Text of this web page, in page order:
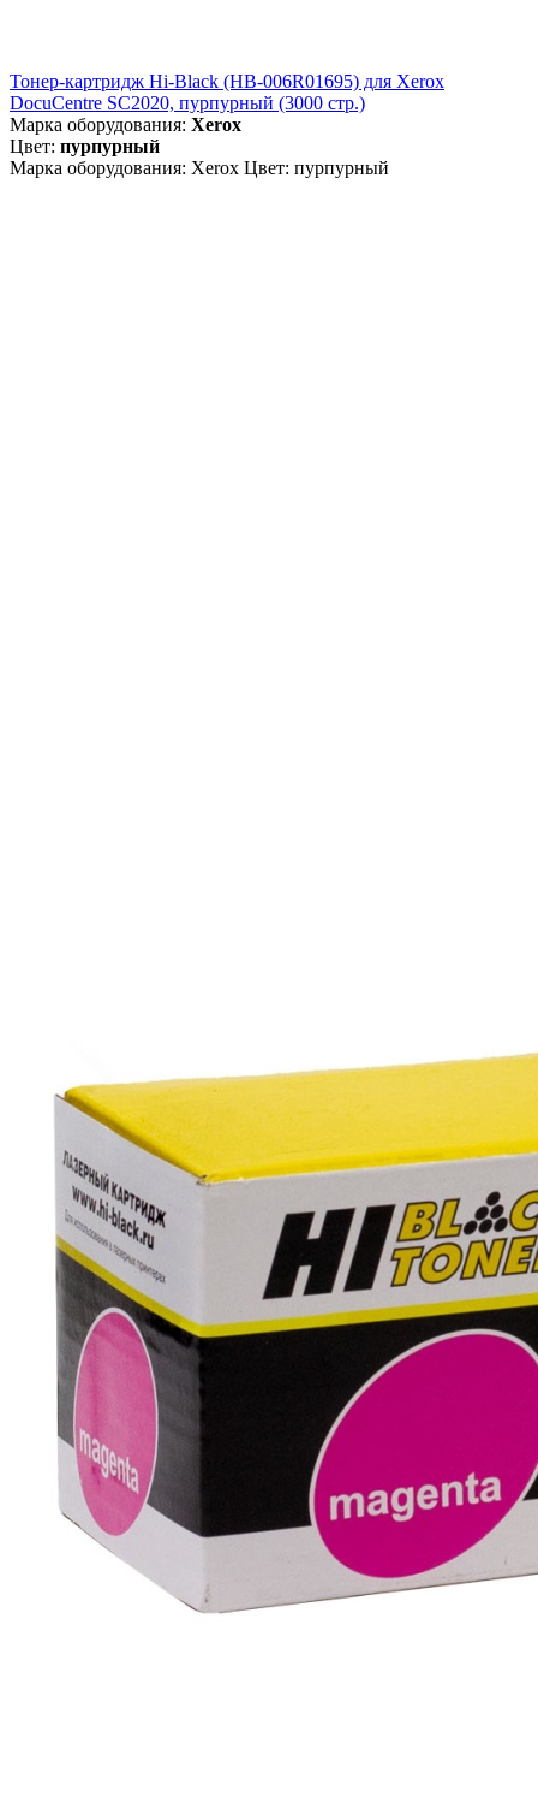
Тонер-картридж Hi-Black (HB-006R01695) для Xerox
DocuCentre SC2020, пурпурный (3000 стр.)
Марка оборудования: Xerox
Цвет: пурпурный
Марка оборудования: Xerox Цвет: пурпурный